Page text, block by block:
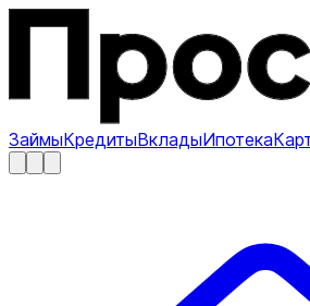
ЗаймыКредитыВкладыИпотека